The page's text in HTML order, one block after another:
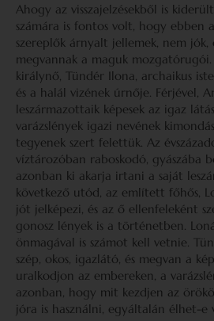
Ahogy az visszajelzésekből is
számára is fontos volt, hogy ebben
szereplők árnyalt jellemek, nem jók,
megvannak a maguk mozgatórugói.
királynő, Tündér Ilona, archaikus
és a halál vizének úrnője. Férjével,
leszármazottaik képesek az igaz
varázslények igazi nevének
tegyenek szert felettük. Az
víztározóban raboskodó, gyászába
azonban ki akarja irtani a saját
következő utód, az említett főhős,
jót jelképezi, és az ő ellenfeleként
gonosz lények is a történetben.
önmagával is számot kell vetnie.
szép, okos, igazlátó, és megvan a
uralkodjon az embereken, a
azonban, hogy mit kezdjen az
jóra is használni, egyáltalán élhet-e